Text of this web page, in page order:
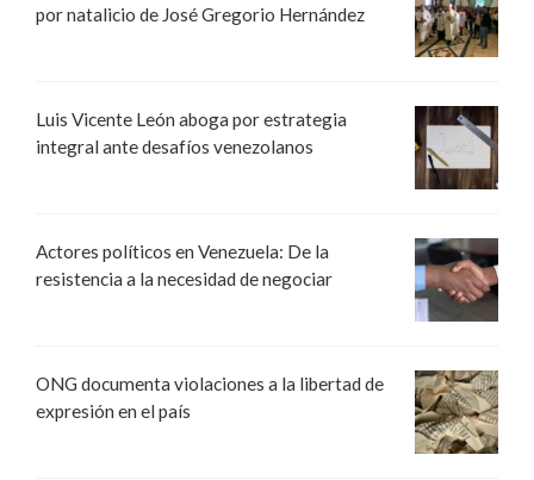
por natalicio de José Gregorio Hernández
Luis Vicente León aboga por estrategia
integral ante desafíos venezolanos
Actores políticos en Venezuela: De la
resistencia a la necesidad de negociar
ONG documenta violaciones a la libertad de
expresión en el país